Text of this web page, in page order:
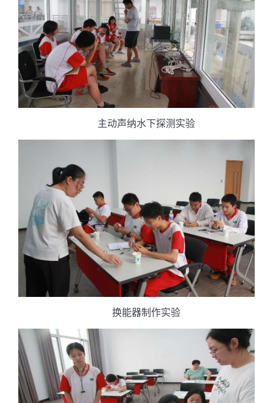
主动声纳水下探测实验
换能器制作实验